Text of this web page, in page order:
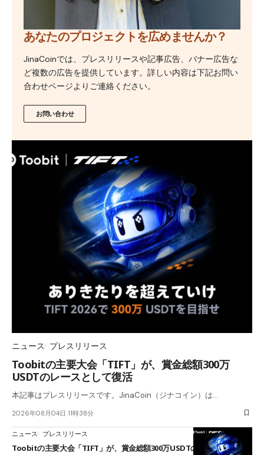
あなたのプロジェクトを広めませんか？
JinaCoinでは、プレスリリースや記事広告、バナー広告な
ど複数の広告を提供しています。詳しい内容は下記お問い
合わせページよりご連絡ください。
お問い合わせ
ニュース プレスリリース
Toobitの主要大会「TIFT」が、賞金総額300万
USDTのレースとして復活
本記事はプレスリリースです。JinaCoin（ジナコイン）は…
2026年08月04日 11時38分
ニュース プレスリリース
Toobitの主要大会「TIFT」が、賞金総額300万USDTのレースとして復